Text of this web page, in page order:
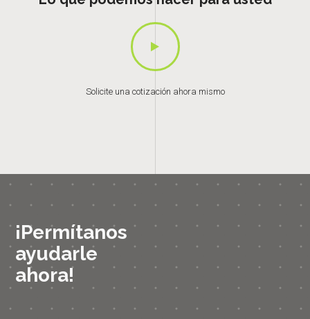
Solicite una cotización ahora mismo
¡Permítanos
ayudarle
ahora!